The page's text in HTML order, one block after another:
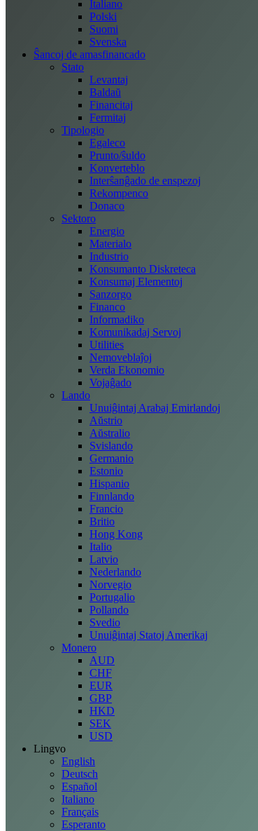
Italiano
Polski
Suomi
Svenska
Ŝancoj de amasfinancado
Stato
Levantaj
Baldaŭ
Financitaj
Fermitaj
Tipologio
Egaleco
Prunto/ŝuldo
Konverteblo
Interŝanĝado de enspezoj
Rekompenco
Donaco
Sektoro
Energio
Materialo
Industrio
Konsumanto Diskreteca
Konsumaj Elementoj
Sanzorgo
Financo
Informadiko
Komunikadaj Servoj
Utilities
Nemoveblaĵoj
Verda Ekonomio
Vojaĝado
Lando
Unuiĝintaj Arabaj Emirlandoj
Aŭstrio
Aŭstralio
Svislando
Germanio
Estonio
Hispanio
Finnlando
Francio
Britio
Hong Kong
Italio
Latvio
Nederlando
Norvegio
Portugalio
Pollando
Svedio
Unuiĝintaj Statoj Amerikaj
Monero
AUD
CHF
EUR
GBP
HKD
SEK
USD
Lingvo
English
Deutsch
Español
Italiano
Français
Esperanto